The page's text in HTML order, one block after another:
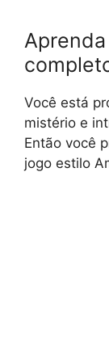
Você está
mistério e
Então você
jogo estilo